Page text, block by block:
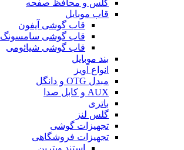
گلس و محافظ صفحه
قاب موبایل
قاب گوشی آیفون
قاب گوشی سامسونگ
قاب گوشی شیائومی
بند موبایل
انواع آویز
مبدل OTG و دانگل
AUX و کابل صدا
باتری
گلس لنز
تجهیزات گوشی
تجهیزات فروشگاهی
استند ویترین